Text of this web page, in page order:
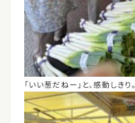
「いい葱だねー」と、感動しきり。